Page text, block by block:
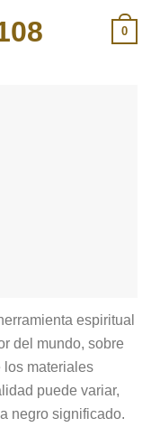
0
espiritual
del mundo, sobre
los materiales
puede variar,
negro significado.